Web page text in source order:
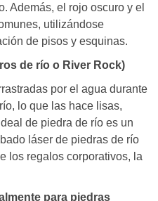
Además, el rojo oscuro y el
utilizándose
de pisos y esquinas.
de río o River Rock)
por el agua durante
lo que las hace lisas,
de piedra de río es un
láser de piedras de río
los regalos corporativos, la
para piedras